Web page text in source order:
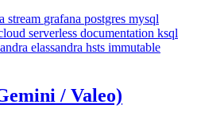
stream grafana postgres mysql
serverless documentation ksql
elassandra hsts immutable
/ Valeo)